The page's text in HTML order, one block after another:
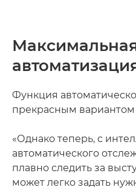
Функция
прекрасным
«Однако теперь, с
автоматического
плавно следить за
может легко задать